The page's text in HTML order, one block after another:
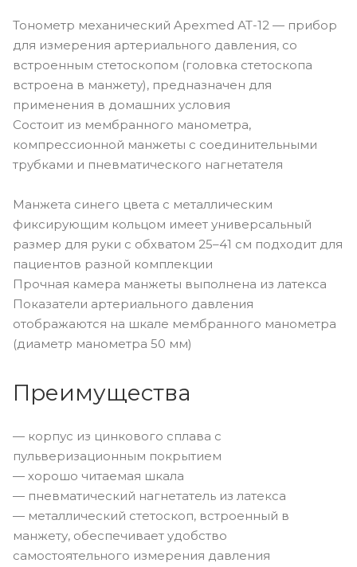
Тонометр механический Apexmed АТ-12 — прибор
для измерения артериального давления, со
встроенным стетоскопом (головка стетоскопа
встроена в манжету), предназначен для
применения в домашних условия
Состоит из мембранного манометра,
компрессионной манжеты с соединительными
трубками и пневматического нагнетателя
Манжета синего цвета с металлическим
фиксирующим кольцом имеет универсальный
размер для руки с обхватом 25–41 см подходит для
пациентов разной комплекции
Прочная камера манжеты выполнена из латекса
Показатели артериального давления
отображаются на шкале мембранного манометра
(диаметр манометра 50 мм)
Преимущества
— корпус из цинкового сплава с
пульверизационным покрытием
— хорошо читаемая шкала
— пневматический нагнетатель из латекса
— металлический стетоскоп, встроенный в
манжету, обеспечивает удобство
самостоятельного измерения давления